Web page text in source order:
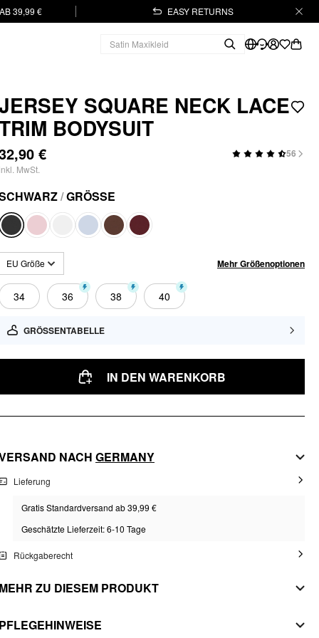
39,99 € EASY RETURNS
SQUARE NECK LACE
BODYSUIT
€ 56
MwSt.
/GRÖSSE
EU Größe Mehr Größenoptionen
34 36 38 40
GRÖSSENTABELLE
IN DEN WARENKORB
NACH GERMANY
Lieferung
Gratis Standardversand ab 39,99 €
Geschätzte Lieferzeit: 6-10 Tage
Rückgaberecht
MEHR ZU DIESEM PRODUKT
MATERIAL
PFLEGEHINWEISE